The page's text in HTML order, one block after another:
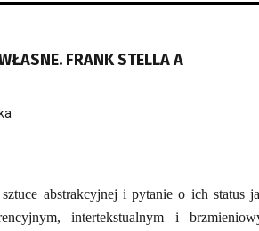
FRANK STELLA A
abstrakcyjnej i pytanie o ich status
intertekstualnym i